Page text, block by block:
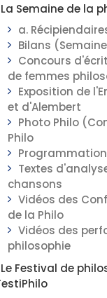
La Semaine de la
a.
Bilans
Concours
de femmes
Exposition de
et d'Alembert
Photo Philo
Philo
Textes
chansons
Vidéos des
de la Philo
Vidéos des
philosophie
Le Festival de